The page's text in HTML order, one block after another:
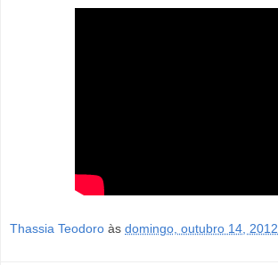
Thassia Teodoro às domingo, outubro 14, 2012